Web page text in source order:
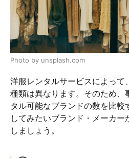
Photo by unsplash.com
洋服レンタルサービスによって
種類は異なります。そのため、
タル可能なブランドの数を比
してみたいブランド・メーカー
しましょう。